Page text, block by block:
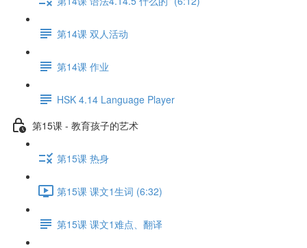
第14课 双人活动
第14课 作业
HSK 4.14 Language Player
第15课 - 教育孩子的艺术
第15课 热身
第15课 课文1生词 (6:32)
第15课 课文1难点、翻译